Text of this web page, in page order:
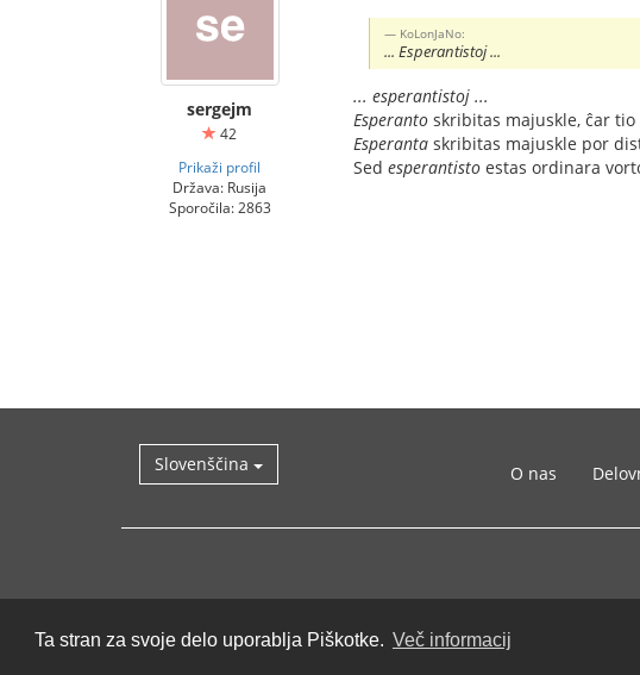
Ta stran za svoje delo uporablja Piškotke. Več informacij
sergejm
42
Prikaži profil
Država: Rusija
Sporočila: 2863
KoLonJaNo:
... Esperantistoj ...
... esperantistoj ...
Esperanto skribitas majuskle, ĉar tio
Esperanta skribitas majuskle por
Sed esperantisto estas ordinara
Slovenščina O nas